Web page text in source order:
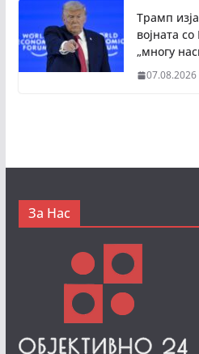
Трамп
војната
„многу
07.08.2026
За Нас